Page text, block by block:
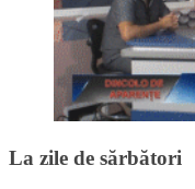
La zile de sărbători